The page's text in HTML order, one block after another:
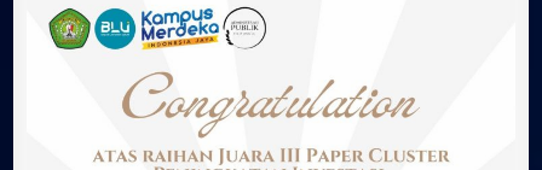
III
Paper
Cluster
Temu
Administrator
muda
2024